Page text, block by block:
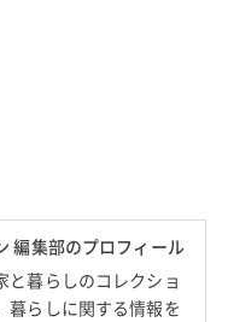
編集部のプロフィール
と暮らしのコレクショ
暮らしに関する情報を